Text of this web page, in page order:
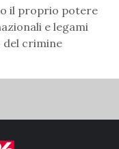
il proprio potere
e legami
del crimine